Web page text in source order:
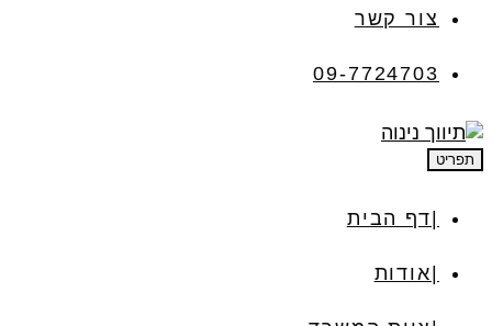
צור קשר
09-7724703
תפריט
דף הבית
אודות